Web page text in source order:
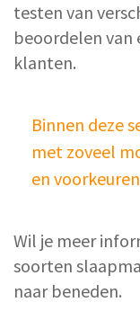
testen van
beoordelen van
klanten.
Binnen deze
met zoveel
en
Wil je meer
soorten
naar beneden.